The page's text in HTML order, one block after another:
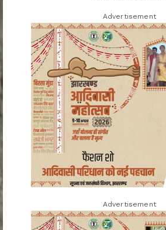
Advertisement
Advertisement